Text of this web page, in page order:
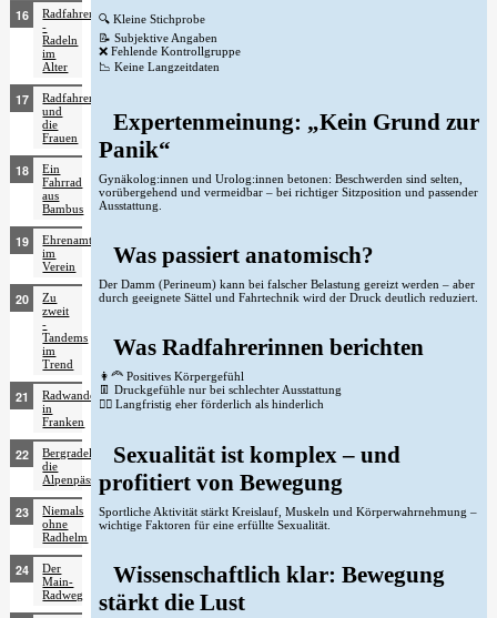
Radfahren
-
Radeln
im
Alter
Radfahren
und
die
Frauen
Ein
Fahrrad
aus
Bambus
Ehrenamt
im
Verein
Zu
zweit
-
Tandems
im
Trend
Radwandern
in
Franken
Bergradeln,
die
Alpenpässe
Niemals
ohne
Radhelm
Der
Main-
Radweg
🔍 Kleine Stichprobe
📝 Subjektive Angaben
❌ Fehlende Kontrollgruppe
📉 Keine Langzeitdaten
Expertenmeinung: „Kein Grund zur
Panik“
Gynäkolog:innen und Urolog:innen betonen: Beschwerden sind selten,
vorübergehend und vermeidbar – bei richtiger Sitzposition und passender
Ausstattung.
Was passiert anatomisch?
Der Damm (Perineum) kann bei falscher Belastung gereizt werden – aber
durch geeignete Sättel und Fahrtechnik wird der Druck deutlich reduziert.
Was Radfahrerinnen berichten
👩‍🦰 Positives Körpergefühl
👖 Druckgefühle nur bei schlechter Ausstattung
🚴‍♀️ Langfristig eher förderlich als hinderlich
Sexualität ist komplex – und
profitiert von Bewegung
Sportliche Aktivität stärkt Kreislauf, Muskeln und Körperwahrnehmung –
wichtige Faktoren für eine erfüllte Sexualität.
Wissenschaftlich klar: Bewegung
stärkt die Lust